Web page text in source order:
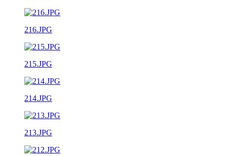
216.JPG
215.JPG
214.JPG
213.JPG